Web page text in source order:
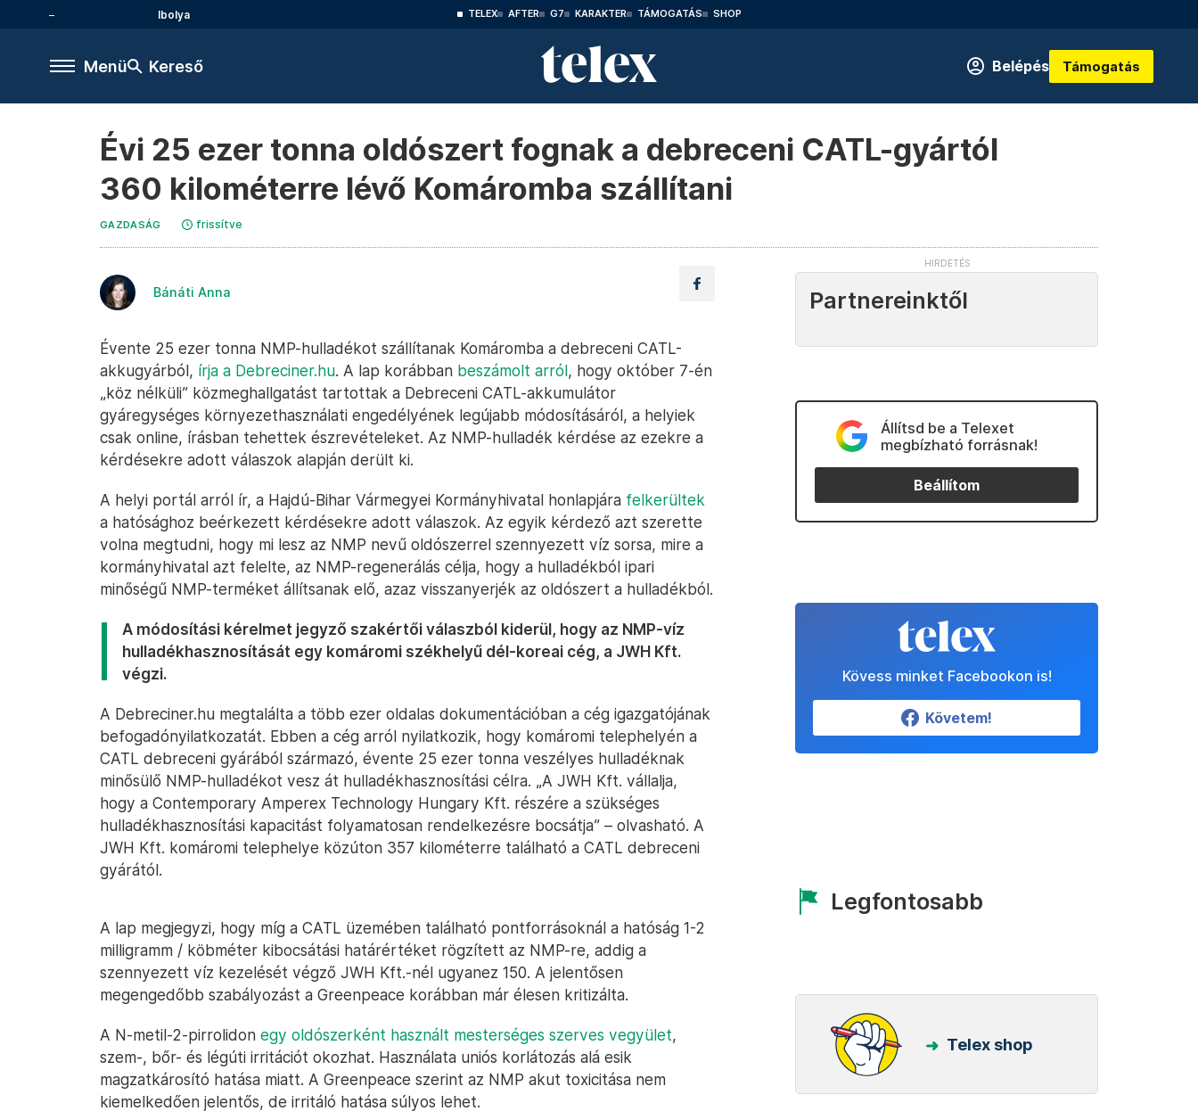
Ibolya TELEX AFTER G7 KARAKTER TÁMOGATÁS SHOP
Menü Kereső Belépés Támogatás
Évi 25 ezer tonna oldószert fognak a debreceni CATL-gyártól
360 kilométerre lévő Komáromba szállítani
GAZDASÁG frissítve
Bánáti Anna
Évente 25 ezer tonna NMP-hulladékot szállítanak Komáromba a debreceni CATL-
akkugyárból, írja a Debreciner.hu. A lap korábban beszámolt arról, hogy október 7-én
„köz nélküli” közmeghallgatást tartottak a Debreceni CATL-akkumulátor
gyáregységes környezethasználati engedélyének legújabb módosításáról, a helyiek
csak online, írásban tehettek észrevételeket. Az NMP-hulladék kérdése az ezekre a
kérdésekre adott válaszok alapján derült ki.
A helyi portál arról ír, a Hajdú-Bihar Vármegyei Kormányhivatal honlapjára felkerültek
a hatósághoz beérkezett kérdésekre adott válaszok. Az egyik kérdező azt szerette
volna megtudni, hogy mi lesz az NMP nevű oldószerrel szennyezett víz sorsa, mire a
kormányhivatal azt felelte, az NMP-regenerálás célja, hogy a hulladékból ipari
minőségű NMP-terméket állítsanak elő, azaz visszanyerjék az oldószert a hulladékból.
A módosítási kérelmet jegyző szakértői válaszból kiderül, hogy az NMP-víz
hulladékhasznosítását egy komáromi székhelyű dél-koreai cég, a JWH Kft.
végzi.
A Debreciner.hu megtalálta a több ezer oldalas dokumentációban a cég igazgatójának
befogadónyilatkozatát. Ebben a cég arról nyilatkozik, hogy komáromi telephelyén a
CATL debreceni gyárából származó, évente 25 ezer tonna veszélyes hulladéknak
minősülő NMP-hulladékot vesz át hulladékhasznosítási célra. „A JWH Kft. vállalja,
hogy a Contemporary Amperex Technology Hungary Kft. részére a szükséges
hulladékhasznosítási kapacitást folyamatosan rendelkezésre bocsátja” – olvasható. A
JWH Kft. komáromi telephelye közúton 357 kilométerre található a CATL debreceni
gyárától.
A lap megjegyzi, hogy míg a CATL üzemében található pontforrásoknál a hatóság 1-2
milligramm / köbméter kibocsátási határértéket rögzített az NMP-re, addig a
szennyezett víz kezelését végző JWH Kft.-nél ugyanez 150. A jelentősen
megengedőbb szabályozást a Greenpeace korábban már élesen kritizálta.
A N-metil-2-pirrolidon egy oldószerként használt mesterséges szerves vegyület,
szem-, bőr- és légúti irritációt okozhat. Használata uniós korlátozás alá esik
magzatkárosító hatása miatt. A Greenpeace szerint az NMP akut toxicitása nem
kiemelkedően jelentős, de irritáló hatása súlyos lehet.
Partnereinktől
Állítsd be a Telexet
megbízható forrásnak!
Beállítom
Kövess minket Facebookon is!
Követem!
Legfontosabb
Telex shop